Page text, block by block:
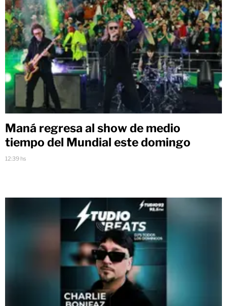
Maná regresa al show de medio
tiempo del Mundial este domingo
12:39 hs